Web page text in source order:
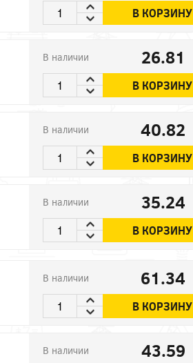
В КОРЗИНУ
В наличии 26.81
В КОРЗИНУ
В наличии 40.82
В КОРЗИНУ
В наличии 35.24
В КОРЗИНУ
В наличии 61.34
В КОРЗИНУ
В наличии 43.59